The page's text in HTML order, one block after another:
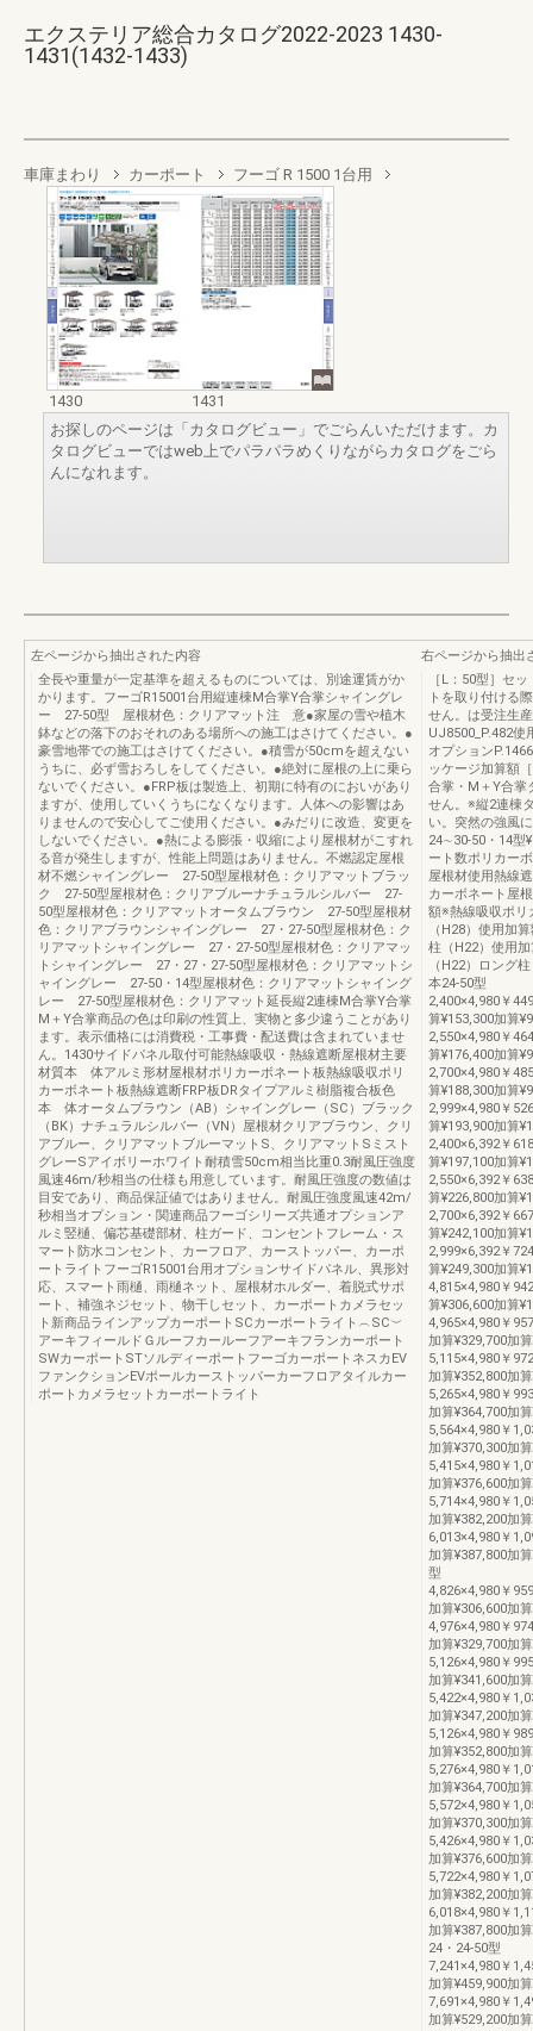
エクステリア総合カタログ2022-2023 1430-
1431(1432-1433)
車庫まわり カーポート フーゴ R 1500 1台用
1430
1431
お探しのページは「カタログビュー」でごらんいただけます。カ
タログビューではweb上でパラパラめくりながらカタログをごら
んになれます。
左ページから抽出された内容
全長や重量が一定基準を超えるものについては、別途運賃がか
かります。フーゴR15001台用縦連棟M合掌Y合掌シャイングレ
ー 27-50型 屋根材色：クリアマット注 意●家屋の雪や植木
鉢などの落下のおそれのある場所への施工はさけてください。●
豪雪地帯での施工はさけてください。●積雪が50cmを超えない
うちに、必ず雪おろしをしてください。●絶対に屋根の上に乗ら
ないでください。●FRP板は製造上、初期に特有のにおいがあり
ますが、使用していくうちになくなります。人体への影響はあ
りませんので安心してご使用ください。●みだりに改造、変更を
しないでください。●熱による膨張・収縮により屋根材がこすれ
る音が発生しますが、性能上問題はありません。不燃認定屋根
材不燃シャイングレー 27-50型屋根材色：クリアマットブラッ
ク 27-50型屋根材色：クリアブルーナチュラルシルバー 27-
50型屋根材色：クリアマットオータムブラウン 27-50型屋根材
色：クリアブラウンシャイングレー 27・27-50型屋根材色：ク
リアマットシャイングレー 27・27-50型屋根材色：クリアマッ
トシャイングレー 27・27・27-50型屋根材色：クリアマットシ
ャイングレー 27-50・14型屋根材色：クリアマットシャイング
レー 27-50型屋根材色：クリアマット延長縦2連棟M合掌Y合掌
M＋Y合掌商品の色は印刷の性質上、実物と多少違うことがあり
ます。表示価格には消費税・工事費・配送費は含まれていませ
ん。1430サイドパネル取付可能熱線吸収・熱線遮断屋根材主要
材質本 体アルミ形材屋根材ポリカーボネート板熱線吸収ポリ
カーボネート板熱線遮断FRP板DRタイプアルミ樹脂複合板色
本 体オータムブラウン（AB）シャイングレー（SC）ブラック
（BK）ナチュラルシルバー（VN）屋根材クリアブラウン、クリ
アブルー、クリアマットブルーマットS、クリアマットSミスト
グレーSアイボリーホワイト耐積雪50cm相当比重0.3耐風圧強度
風速46m/秒相当の仕様も用意しています。耐風圧強度の数値は
目安であり、商品保証値ではありません。耐風圧強度風速42m/
秒相当オプション・関連商品フーゴシリーズ共通オプションア
ルミ竪樋、偏芯基礎部材、柱ガード、コンセントフレーム・ス
マート防水コンセント、カーフロア、カーストッパー、カーポ
ートライトフーゴR15001台用オプションサイドパネル、異形対
応、スマート雨樋、雨樋ネット、屋根材ホルダー、着脱式サポ
ート、補強ネジセット、物干しセット、カーポートカメラセッ
ト新商品ラインアップカーポートSCカーポートライト︵SC︶
アーキフィールドＧルーフカールーフアーキフランカーポート
SWカーポートSTソルディーポートフーゴカーポートネスカEV
ファンクションEVポールカーストッパーカーフロアタイルカー
ポートカメラセットカーポートライト
右ページから抽出
［L：50型］セ
トを取り付ける
せん。は受注生
UJ8500_P.482使
オプション
ッケージ加算額
合掌・M＋Y合掌
せん。※縦2連棟
い。突然の強風
24∼30-50・14
ート数ポリカー
屋根材使用熱線
カーボネート屋
額※熱線吸収ポリ
（H28）使用加
柱（H22）使用
（H22）ロング
本24-50型
2,400×4,980￥
算¥153,300加算
2,550×4,980￥
算¥176,400加算
2,700×4,980￥
算¥188,300加算
2,999×4,980￥
算¥193,900加算
2,400×6,392￥
算¥197,100加算
2,550×6,392￥
算¥226,800加算
2,700×6,392￥
算¥242,100加算
2,999×6,392￥
算¥249,300加算
4,815×4,980￥
算¥306,600加算
4,965×4,980￥
加算¥329,700加
5,115×4,980￥
加算¥352,800加
5,265×4,980￥
加算¥364,700加
5,564×4,980￥
加算¥370,300加
5,415×4,980￥
加算¥376,600加
5,714×4,980￥
加算¥382,200加
6,013×4,980￥
加算¥387,800加
型
4,826×4,980￥
加算¥306,600加
4,976×4,980￥
加算¥329,700加
5,126×4,980￥
加算¥341,600加
5,422×4,980￥
加算¥347,200加
5,126×4,980￥
加算¥352,800加
5,276×4,980￥
加算¥364,700加
5,572×4,980￥
加算¥370,300加
5,426×4,980￥
加算¥376,600加
5,722×4,980￥
加算¥382,200加
6,018×4,980￥
加算¥387,800加
24・24-50型
7,241×4,980￥
加算¥459,900加
7,691×4,980￥
加算¥529,200加